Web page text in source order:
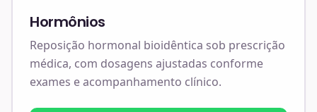
Hormônios
Reposição hormonal bioidêntica sob prescrição
médica, com dosagens ajustadas conforme
exames e acompanhamento clínico.